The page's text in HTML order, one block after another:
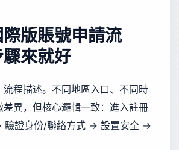
版賬號申請流
來就好
流程描述。不同地區入口、不同時
差異，但核心邏輯一致：進入註冊
證身份/聯絡方式 → 設置安全 →